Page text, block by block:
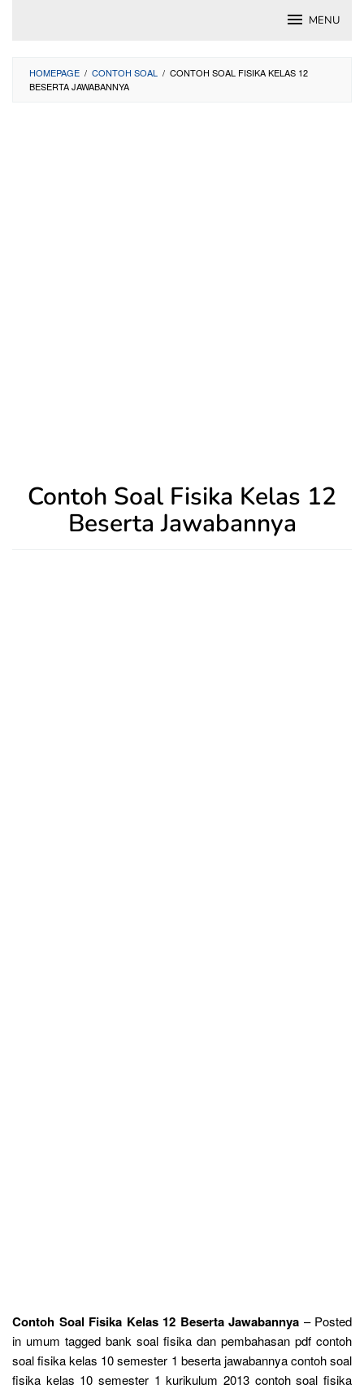
MENU
HOMEPAGE / CONTOH SOAL / CONTOH SOAL FISIKA KELAS 12
BESERTA JAWABANNYA
Contoh Soal Fisika Kelas 12
Beserta Jawabannya
Contoh Soal Fisika Kelas 12 Beserta Jawabannya – Posted
in umum tagged bank soal fisika dan pembahasan pdf contoh
soal fisika kelas 10 semester 1 beserta jawabannya contoh soal
fisika kelas 10 semester 1 kurikulum 2013 contoh soal fisika